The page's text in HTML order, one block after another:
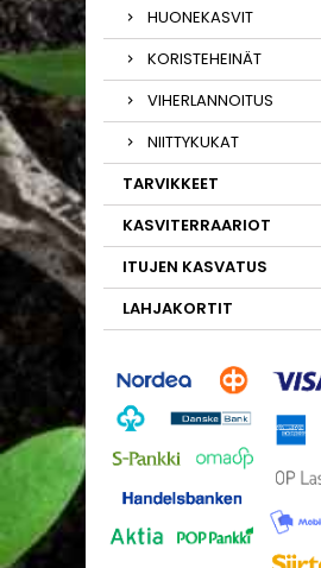
HUONEKASVIT
KORISTEHEINÄT
VIHERLANNOITUS
NIITTYKUKAT
TARVIKKEET
KASVITERRAARIOT
ITUJEN KASVATUS
LAHJAKORTIT